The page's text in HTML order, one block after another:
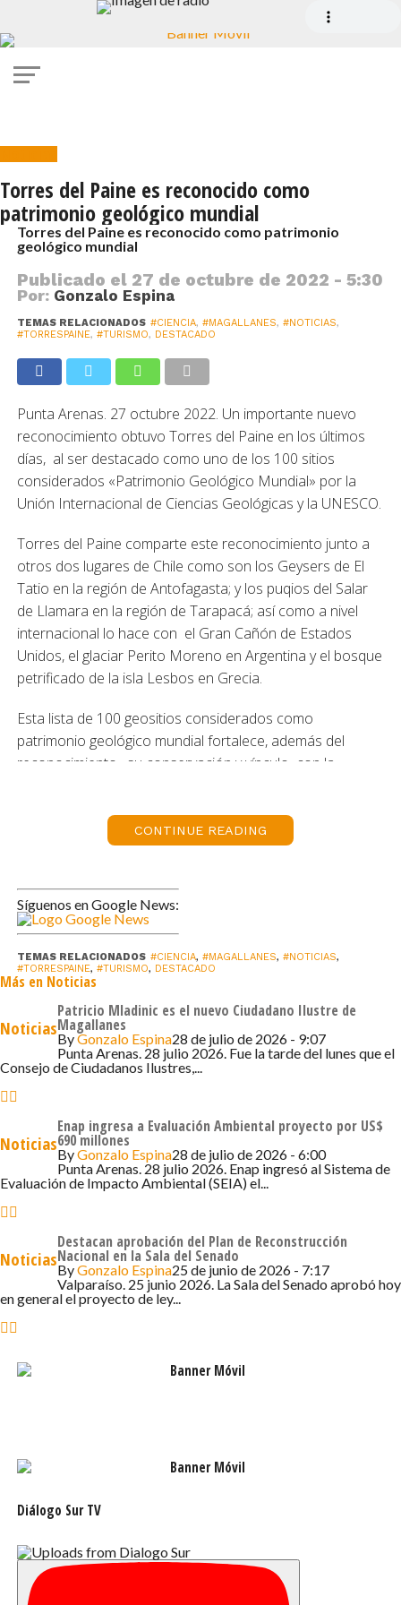
Noticias
Torres del Paine es reconocido como
patrimonio geológico mundial
Torres del Paine es reconocido como patrimonio
geológico mundial
Publicado el 27 de octubre de 2022 - 5:30
Por: Gonzalo Espina
TEMAS RELACIONADOS #CIENCIA, #MAGALLANES, #NOTICIAS,
#TORRESPAINE, #TURISMO, DESTACADO
Punta Arenas. 27 octubre 2022. Un importante nuevo
reconocimiento obtuvo Torres del Paine en los últimos
días, al ser destacado como uno de los 100 sitios
considerados «Patrimonio Geológico Mundial» por la
Unión Internacional de Ciencias Geológicas y la UNESCO.
Torres del Paine comparte este reconocimiento junto a
otros dos lugares de Chile como son los Geysers de El
Tatio en la región de Antofagasta; y los puqios del Salar
de Llamara en la región de Tarapacá; así como a nivel
internacional lo hace con el Gran Cañón de Estados
Unidos, el glaciar Perito Moreno en Argentina y el bosque
petrificado de la isla Lesbos en Grecia.
Esta lista de 100 geositios considerados como
patrimonio geológico mundial fortalece, además del
reconocimiento, su conservación y vínculo con la
Para la directora regional de la Corporación Nacional
Forestal (CONAF) en Magallanes, Alejandra Silva, se trata
interés en el mundo científico que se ha realizado con
centros de investigación, universidades regionales como
la UMAG, nacionales e internacionales y donde
facilitamos la logística para que puedan desarrollar sus
estudios»
Para el Jefe de áreas Silvestres Protegidas de CONAF,
Mauricio Ruiz el reconocimiento originado por la
postulación que realizó el Servicio Nacional de Geología y
pandemia.
«Es muy importante que se reconozca el patrimonio
natural y geológico que existe al interior de las áreas
autorizaciones para las investigaciones, así como nos
permite tomar decisiones y políticas respecto al lugar en
base a estos reconocimientos» señaló.
CONTINUE READING
Síguenos en Google News:
TEMAS RELACIONADOS #CIENCIA, #MAGALLANES, #NOTICIAS,
#TORRESPAINE, #TURISMO, DESTACADO
Más en Noticias
Noticias
Patricio Mladinic es el nuevo Ciudadano Ilustre de
Magallanes
ByGonzalo Espina28 de julio de 2026 - 9:07
Punta Arenas. 28 julio 2026. Fue la tarde del lunes que el
Consejo de Ciudadanos Ilustres,...
Noticias
Enap ingresa a Evaluación Ambiental proyecto por US$
690 millones
ByGonzalo Espina28 de julio de 2026 - 6:00
Punta Arenas. 28 julio 2026. Enap ingresó al Sistema de
Evaluación de Impacto Ambiental (SEIA) el...
Noticias
Destacan aprobación del Plan de Reconstrucción
Nacional en la Sala del Senado
ByGonzalo Espina25 de junio de 2026 - 7:17
Valparaíso. 25 junio 2026. La Sala del Senado aprobó hoy
en general el proyecto de ley...
Diálogo Sur TV